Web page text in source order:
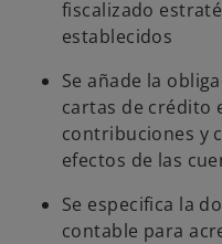
fiscalizado
establecidos
Se añade la
cartas de crédito
contribuciones y
efectos de las
Se especifica la
contable para